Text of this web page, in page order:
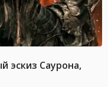
эскиз Саурона,